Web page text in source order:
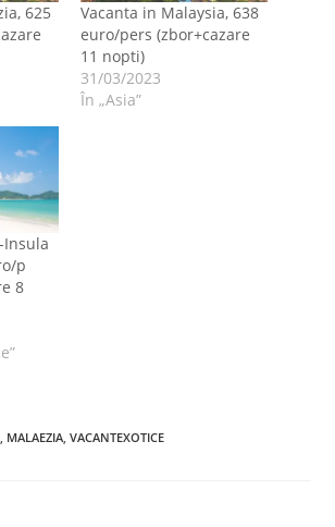
625
Vacanta in Malaysia, 638
euro/pers (zbor+cazare
11 nopti)
31/03/2023
În „Asia”
Insula
p
8
MALAEZIA VACANTEXOTICE